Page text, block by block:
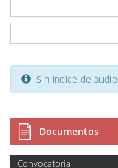
Sin índice de audio
Documentos
Convocatoria